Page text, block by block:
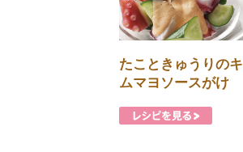
たこときゅうりのキ
ムマヨソースがけ